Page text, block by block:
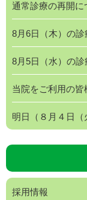
通常診療の再開に
8月6日（木）の
8月5日（水）の
当院をご利用の皆
明日（８月４日
採用情報